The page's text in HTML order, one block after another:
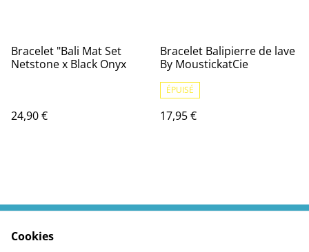
Bracelet "Bali Mat Set
Netstone x Black Onyx
24,90 €
Bracelet Balipierre de lave
By MoustickatCie
ÉPUISÉ
17,95 €
Cookies